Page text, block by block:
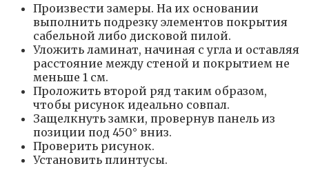
Произвести замеры. На их основании
выполнить подрезку элементов покрытия
сабельной либо дисковой пилой.
Уложить ламинат, начиная с угла и оставляя
расстояние между стеной и покрытием не
меньше 1 см.
Проложить второй ряд таким образом,
чтобы рисунок идеально совпал.
Защелкнуть замки, провернув панель из
позиции под 450° вниз.
Проверить рисунок.
Установить плинтусы.